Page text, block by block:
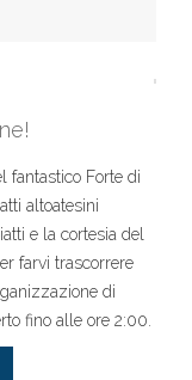
fantastico Forte di
altoatesini
e la cortesia del
farvi trascorrere
di
fino alle ore 2:00.